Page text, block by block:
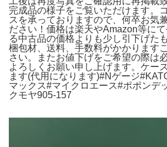
完成品の様子をご覧いただけます。
スを承っておりますので、何卒お気
ださい！価格は楽天やAmazon等に
る中古品の価格よりも少し引下げた
梱包材、送料、手数料がかかります
さい。またお値下げをご希望の際は
よろしくお願い申し上げます。ケー
ます(代用になります)#Nゲージ
マックス#マイクロエース#ポポンデ
クモヤ905-157